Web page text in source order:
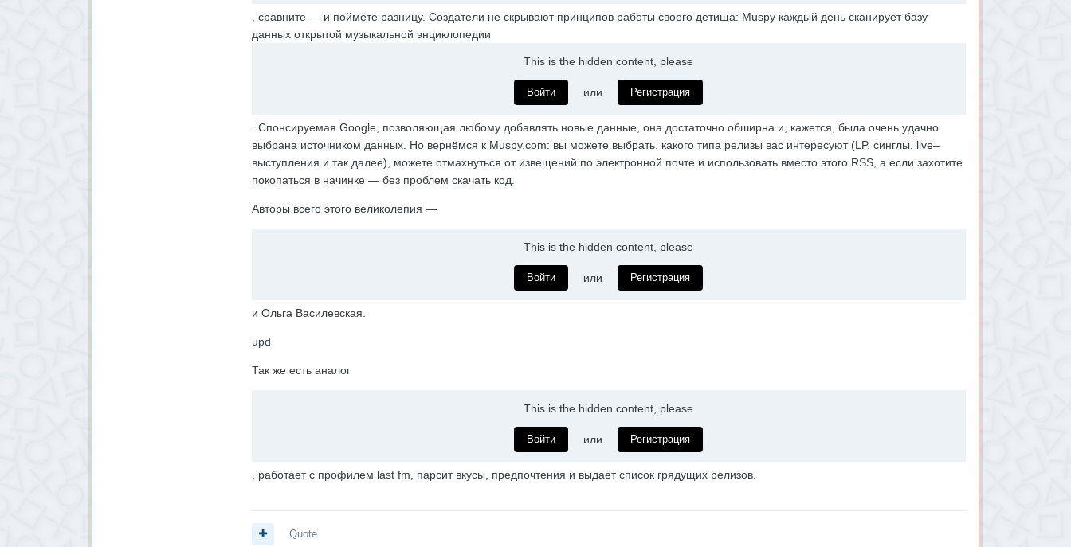
, сравните — и поймёте разницу. Создатели не скрывают принципов работы своего детища: Muspy каждый день сканирует базу
данных открытой музыкальной энциклопедии
This is the hidden content, please
Войти или Регистрация
. Спонсируемая Google, позволяющая любому добавлять новые данные, она достаточно обширна и, кажется, была очень удачно
выбрана источником данных. Но вернёмся к Muspy.com: вы можете выбрать, какого типа релизы вас интересуют (LP, синглы, live–
выступления и так далее), можете отмахнуться от извещений по электронной почте и использовать вместо этого RSS, а если захотите
покопаться в начинке — без проблем скачать код.
Авторы всего этого великолепия —
This is the hidden content, please
Войти или Регистрация
и Ольга Василевская.
upd
Так же есть аналог
This is the hidden content, please
Войти или Регистрация
, работает с профилем last fm, парсит вкусы, предпочтения и выдает список грядущих релизов.
Quote